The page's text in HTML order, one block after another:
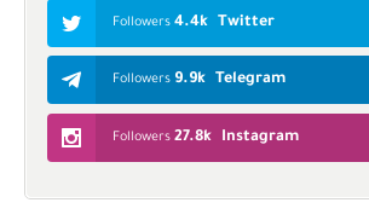
Twitter
4.4k
Followers
Telegram
9.9k
Followers
Instagram
27.8k
Followers